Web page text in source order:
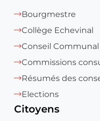
Bourgmestre
Collège Echevinal
Conseil Communal
Commissions
Résumés des
Elections
Citoyens